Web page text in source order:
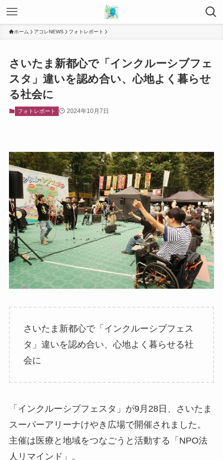
ホーム アコレNEWS フォトレポート
さいたま新都心で「インクルーシブフェ
スタ」違いを認め合い、心地よく暮らせ
る社会に
フォトレポート 2024年10月7日
さいたま新都心で「インクルーシブフェス
タ」違いを認め合い、心地よく暮らせる社
会に
「インクルーシブフェスタ」が9月28日、さいたま
スーパーアリーナけやき広場で開催されました。
主催は医療と地域をつなごうと活動する「NPO法
人リマインド」。